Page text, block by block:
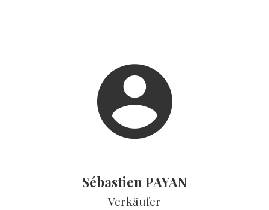
Sébastien PAYAN
Verkäufer